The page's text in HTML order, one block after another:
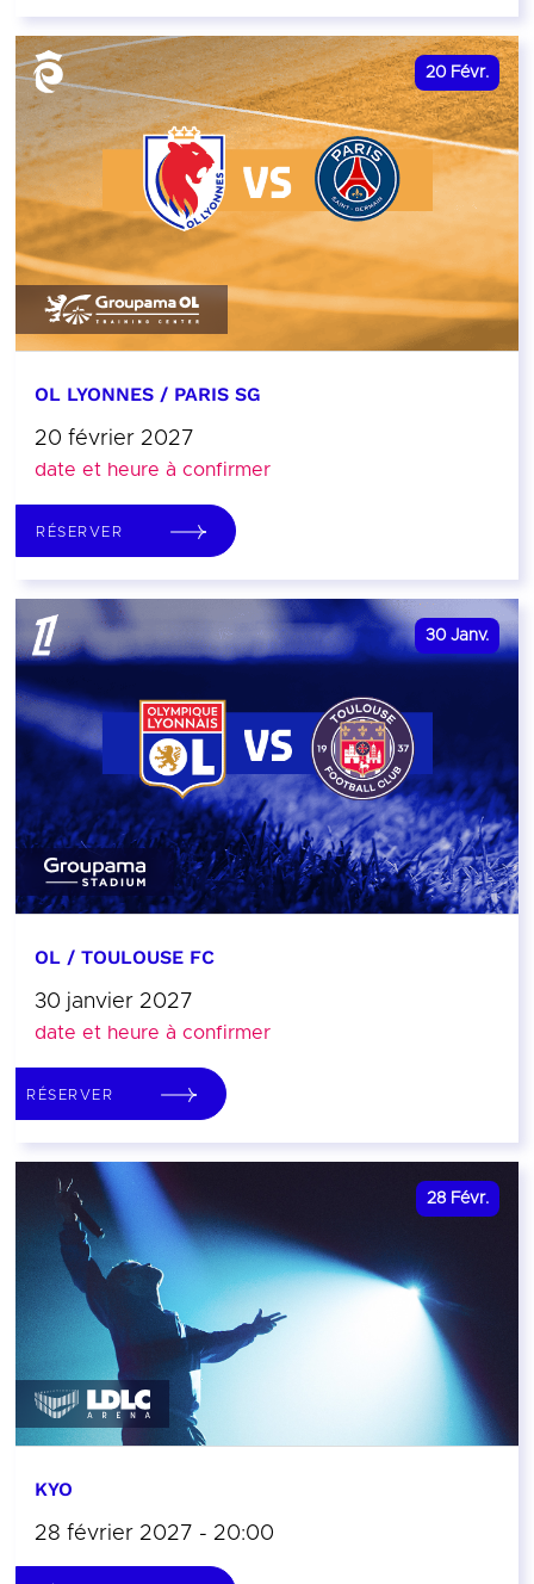
20 Févr.
OL LYONNES / PARIS SG
20 février 2027
date et heure à confirmer
RÉSERVER
30 Janv.
OL / TOULOUSE FC
30 janvier 2027
date et heure à confirmer
RÉSERVER
28 Févr.
KYO
28 février 2027 - 20:00